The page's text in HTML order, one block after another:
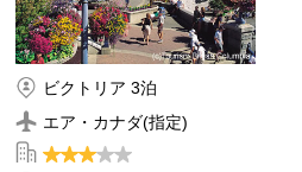
ビクトリア 3泊
エア・カナダ(指定)